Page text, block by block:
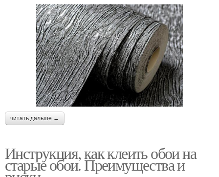
читать дальше →
Инструкция, как клеить обои на
старые обои. Преимущества и